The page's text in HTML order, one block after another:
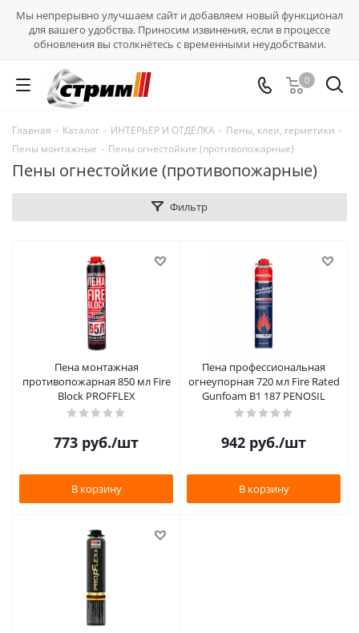
Мы непрерывно улучшаем сайт и добавляем новый функционал
для вашего удобства. Приносим извинения, если в процессе
обновления вы столкнётесь с временными неудобствами.
0
Главная - Каталог - ИНТЕРЬЕР И ОТДЕЛКА - Пены, клеи, герметики -
Пены монтажные - Пены огнестойкие (противопожарные)
Пены огнестойкие (противопожарные)
Фильтр
Пена монтажная
противопожарная 850 мл Fire
Block PROFFLEX
773 руб./шт
В корзину
Пена профессиональная
огнеупорная 720 мл Fire Rated
Gunfoam B1 187 PENOSIL
942 руб./шт
В корзину